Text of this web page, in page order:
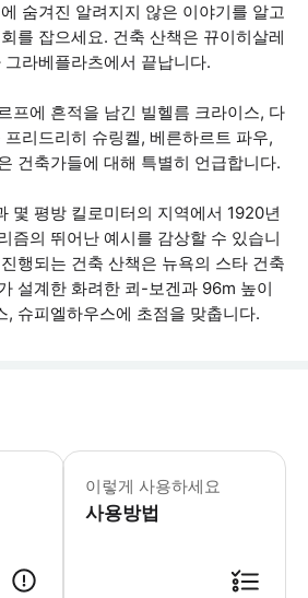
숨겨진 알려지지 않은 이야기를 알고
를 잡으세요. 건축 산책은 뀨이히살레
라베플라츠에서 끝납니다.
프에 흔적을 남긴 빌헬름 크라이스, 다
리드리히 슈링켈, 베른하르트 파우,
건축가들에 대해 특별히 언급합니다.
몇 평방 킬로미터의 지역에서 1920년
즘의 뛰어난 예시를 감상할 수 있습니
행되는 건축 산책은 뉴욕의 스타 건축
설계한 화려한 쾨-보겐과 96m 높이
, 슈피엘하우스에 초점을 맞춥니다.
* 소요시간 : 120분 (옵션에 따라 소요
이렇게 사용하세요
사용방법